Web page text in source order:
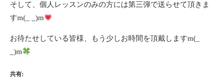
そして、個人レッスンのみの方には第三弾で送らせて頂きま
すm(_ _)m
お待たせしている皆様、もう少しお時間を頂戴しますm(_
_)m
共有: